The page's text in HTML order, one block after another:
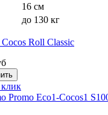
16 см
до 130 кг
Roll Classic